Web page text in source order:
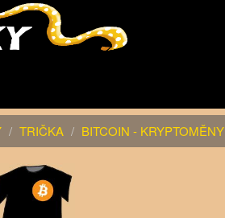
TRIČKA BITCOIN - KRYPTOMĚNY